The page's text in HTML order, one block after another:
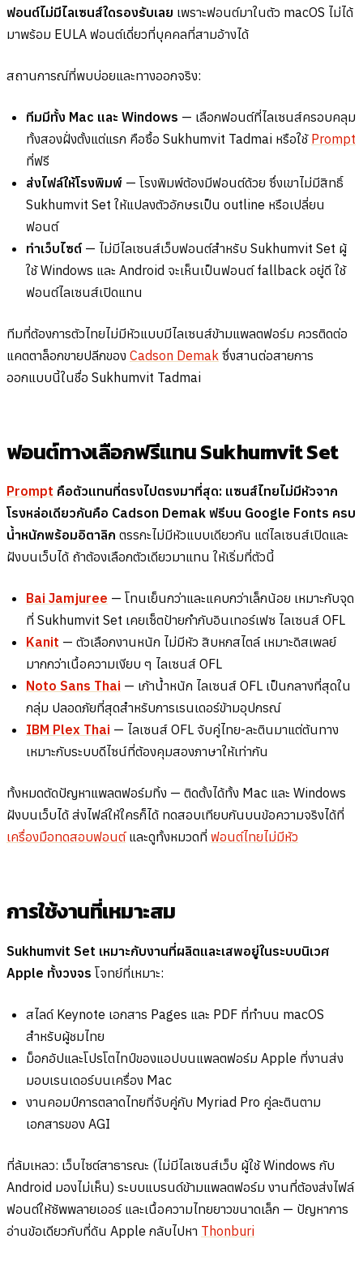
ฟอนต์ไม่มีไลเซนส์ใดรองรับเลย เพราะฟอนต์มาในตัว macOS ไม่ได้
มาพร้อม EULA ฟอนต์เดี่ยวที่บุคคลที่สามอ้างได้
สถานการณ์ที่พบบ่อยและทางออกจริง:
ทีมมีทั้ง Mac และ Windows — เลือกฟอนต์ที่ไลเซนส์ครอบคลุม
ทั้งสองฝั่งตั้งแต่แรก คือซื้อ Sukhumvit Tadmai หรือใช้ Prompt
ที่ฟรี
ส่งไฟล์ให้โรงพิมพ์ — โรงพิมพ์ต้องมีฟอนต์ด้วย ซึ่งเขาไม่มีสิทธิ์
Sukhumvit Set ให้แปลงตัวอักษรเป็น outline หรือเปลี่ยน
ฟอนต์
ทำเว็บไซต์— ไม่มีไลเซนส์เว็บฟอนต์สำหรับ Sukhumvit Set ผู้
ใช้ Windows และ Android จะเห็นเป็นฟอนต์ fallback อยู่ดี ใช้
ฟอนต์ไลเซนส์เปิดแทน
ทีมที่ต้องการตัวไทยไม่มีหัวแบบมีไลเซนส์ข้ามแพลตฟอร์ม ควรติดต่อ
แคตตาล็อกขายปลีกของ Cadson Demak ซึ่งสานต่อสายการ
ออกแบบนี้ในชื่อ Sukhumvit Tadmai
ฟอนต์ทางเลือกฟรีแทน Sukhumvit Set
Prompt คือตัวแทนที่ตรงไปตรงมาที่สุด: แซนส์ไทยไม่มีหัวจาก
โรงหล่อเดียวกันคือ Cadson Demak ฟรีบน Google Fonts ครบ
น้ำหนักพร้อมอิตาลิก ตรรกะไม่มีหัวแบบเดียวกัน แต่ไลเซนส์เปิดและ
ฝังบนเว็บได้ ถ้าต้องเลือกตัวเดียวมาแทน ให้เริ่มที่ตัวนี้
Bai Jamjuree — โทนเย็นกว่าและแคบกว่าเล็กน้อย เหมาะกับจุด
ที่ Sukhumvit Set เคยเซ็ตป้ายกำกับอินเทอร์เฟซ ไลเซนส์ OFL
Kanit — ตัวเลือกงานหนัก ไม่มีหัว สิบหกสไตล์ เหมาะดิสเพลย์
มากกว่าเนื้อความเงียบ ๆ ไลเซนส์ OFL
Noto Sans Thai — เก้าน้ำหนัก ไลเซนส์ OFL เป็นกลางที่สุดใน
กลุ่ม ปลอดภัยที่สุดสำหรับการเรนเดอร์ข้ามอุปกรณ์
IBM Plex Thai — ไลเซนส์ OFL จับคู่ไทย-ละตินมาแต่ต้นทาง
เหมาะกับระบบดีไซน์ที่ต้องคุมสองภาษาให้เท่ากัน
ทั้งหมดตัดปัญหาแพลตฟอร์มทิ้ง — ติดตั้งได้ทั้ง Mac และ Windows
ฝังบนเว็บได้ ส่งไฟล์ให้ใครก็ได้ ทดสอบเทียบกันบนข้อความจริงได้ที่
เครื่องมือทดสอบฟอนต์และดูทั้งหมวดที่ ฟอนต์ไทยไม่มีหัว
การใช้งานที่เหมาะสม
Sukhumvit Set เหมาะกับงานที่ผลิตและเสพอยู่ในระบบนิเวศ
Apple ทั้งวงจร โจทย์ที่เหมาะ:
สไลด์ Keynote เอกสาร Pages และ PDF ที่ทำบน macOS
สำหรับผู้ชมไทย
ม็อกอัปและโปรโตไทป์ของแอปบนแพลตฟอร์ม Apple ที่งานส่ง
มอบเรนเดอร์บนเครื่อง Mac
งานคอมป์การตลาดไทยที่จับคู่กับ Myriad Pro คู่ละตินตาม
เอกสารของ AGI
ที่ล้มเหลว: เว็บไซต์สาธารณะ (ไม่มีไลเซนส์เว็บ ผู้ใช้ Windows กับ
Android มองไม่เห็น) ระบบแบรนด์ข้ามแพลตฟอร์ม งานที่ต้องส่งไฟล์
ฟอนต์ให้ซัพพลายเออร์ และเนื้อความไทยยาวขนาดเล็ก — ปัญหาการ
อ่านข้อเดียวกับที่ดัน Apple กลับไปหา Thonburi